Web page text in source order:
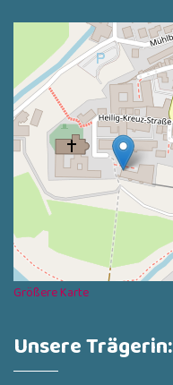
Größere Karte
Unsere Trägerin: